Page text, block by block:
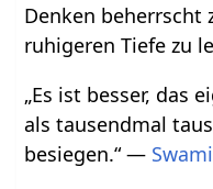
Denken beherrscht
ruhigeren Tiefe zu
„Es ist besser, das
als tausendmal
besiegen.“ —